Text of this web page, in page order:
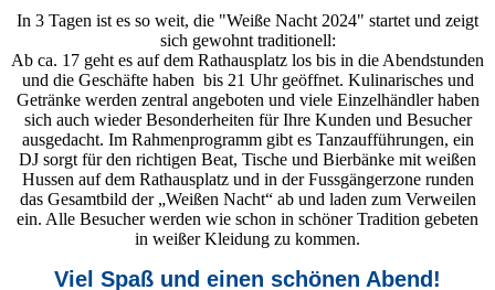
In 3 Tagen ist es so weit, die "Weiße Nacht 2024" startet und zeigt
sich gewohnt traditionell:
Ab ca. 17 geht es auf dem Rathausplatz los bis in die Abendstunden
und die Geschäfte haben bis 21 Uhr geöffnet. Kulinarisches und
Getränke werden zentral angeboten und viele Einzelhändler haben
sich auch wieder Besonderheiten für Ihre Kunden und Besucher
ausgedacht. Im Rahmenprogramm gibt es Tanzaufführungen, ein
DJ sorgt für den richtigen Beat, Tische und Bierbänke mit weißen
Hussen auf dem Rathausplatz und in der Fussgängerzone runden
das Gesamtbild der „Weißen Nacht“ ab und laden zum Verweilen
ein. Alle Besucher werden wie schon in schöner Tradition gebeten
in weißer Kleidung zu kommen.
Viel Spaß und einen schönen Abend!